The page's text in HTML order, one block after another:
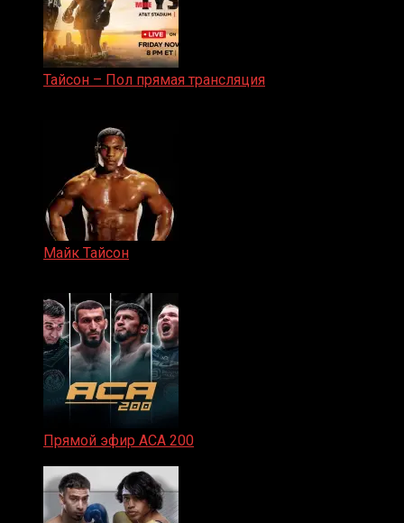
Тайсон – Пол прямая трансляция
Майк Тайсон
Прямой эфир ACA 200